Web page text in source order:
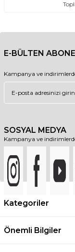
E-BÜLTEN
Kampanya ve
SOSYAL MEDYA
Kampanya ve
Kategoriler
Önemli Bilgiler